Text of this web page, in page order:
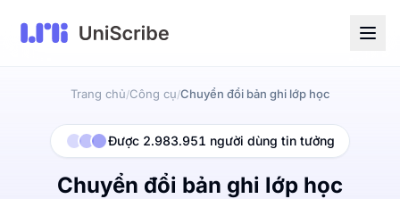
Trang chủ/Công cụ/Chuyển đổi bản ghi lớp học
Được 2.983.951 người dùng tin tưởng
Chuyển đổi bản ghi lớp học